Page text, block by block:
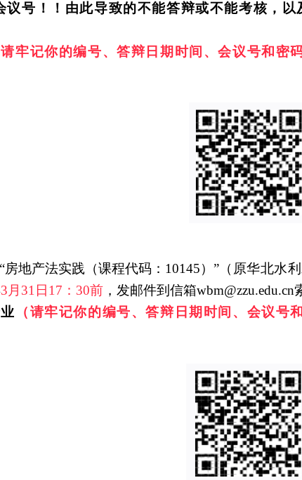
议号！！由此导致的不能答辩或不能考核，以
请牢记你的编号、答辩日期时间、会议号和密码
“房地产法实践 （课程代码： 10145）” （原华北水
3月 31日17：30前 ，发邮件到信箱wbm@zzu.edu.cn
（请牢记你的编号、答辩日期时间、会议号